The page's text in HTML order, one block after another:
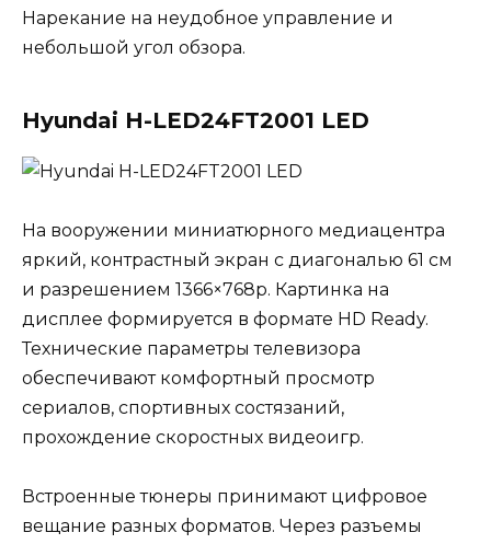
Нарекание на неудобное управление и
небольшой угол обзора.
Hyundai H-LED24FT2001 LED
На вооружении миниатюрного медиацентра
яркий, контрастный экран с диагональю 61 см
и разрешением 1366×768р. Картинка на
дисплее формируется в формате HD Ready.
Технические параметры телевизора
обеспечивают комфортный просмотр
сериалов, спортивных состязаний,
прохождение скоростных видеоигр.
Встроенные тюнеры принимают цифровое
вещание разных форматов. Через разъемы